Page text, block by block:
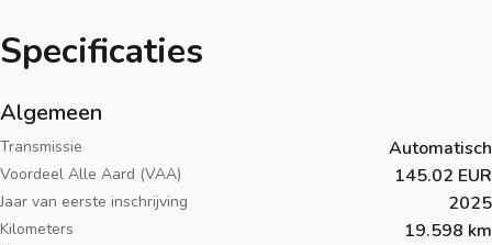
Specificaties
Algemeen
Transmissie Automatisch
Voordeel Alle Aard (VAA) 145.02 EUR
Jaar van eerste inschrijving 2025
Kilometers 19.598 km